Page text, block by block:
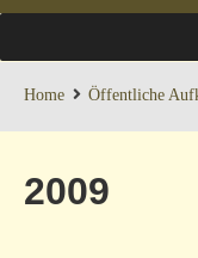
Home Öffentliche
2009